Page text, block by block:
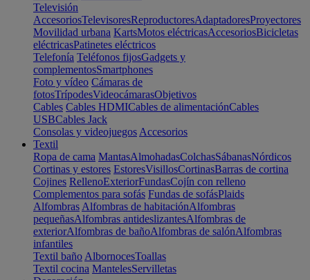
Televisión
AccesoriosTelevisoresReproductoresAdaptadoresProyectores
Movilidad urbana KartsMotos eléctricasAccesoriosBicicletas
eléctricasPatinetes eléctricos
Telefonía Teléfonos fijosGadgets y
complementosSmartphones
Foto y vídeo Cámaras de
fotosTrípodesVideocámarasObjetivos
Cables Cables HDMICables de alimentaciónCables
USBCables Jack
Consolas y videojuegos Accesorios
Textil
Ropa de cama MantasAlmohadasColchasSábanasNórdicos
Cortinas y estores EstoresVisillosCortinasBarras de cortina
Cojines RellenoExteriorFundasCojín con relleno
Complementos para sofás Fundas de sofásPlaids
Alfombras Alfombras de habitaciónAlfombras
pequeñasAlfombras antideslizantesAlfombras de
exteriorAlfombras de bañoAlfombras de salónAlfombras
infantiles
Textil baño AlbornocesToallas
Textil cocina MantelesServilletas